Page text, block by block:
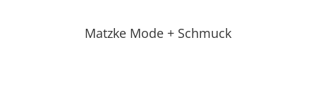
Matzke Mode + Schmuck